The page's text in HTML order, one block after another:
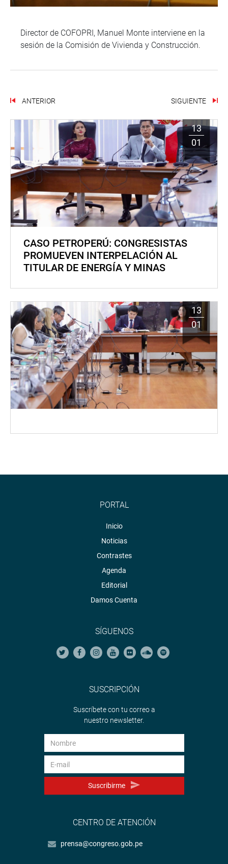
Director de COFOPRI, Manuel Monte interviene en la
sesión de la Comisión de Vivienda y Construcción.
ANTERIOR SIGUIENTE
13
01
CASO PETROPERÚ: CONGRESISTAS
PROMUEVEN INTERPELACIÓN AL
TITULAR DE ENERGÍA Y MINAS
13
01
PORTAL
Inicio
Noticias
Contrastes
Agenda
Editorial
Damos Cuenta
SÍGUENOS
SUSCRIPCIÓN
Suscríbete con tu correo a
nuestro newsletter.
Suscribirme
CENTRO DE ATENCIÓN
prensa@congreso.gob.pe